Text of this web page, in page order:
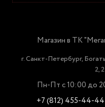
Магазин в ТК
г. Санкт-Петербург,
2,
Пн-Пт с 10:00 до
+7 (812) 455-44-44